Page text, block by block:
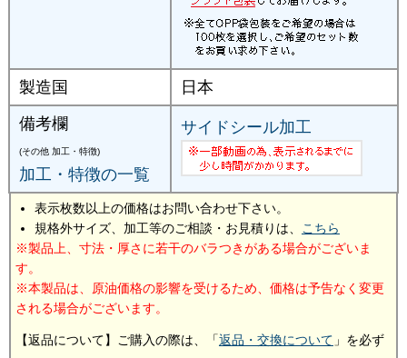
製造国
日本
備考欄
(その他 加工・特徴)
加工・特徴の一覧
サイドシール加工
表示枚数以上の価格はお問い合わせ下さい。
規格外サイズ、加工等のご相談・お見積りは、
こちら
製品上、寸法・厚さに若干のバラつきがある場合がございま
す。
本製品は、原油価格の影響を受けるため、価格は予告なく変更
される場合がございます。
【返品について】ご購入の際は、「返品・交換について 」を必ず